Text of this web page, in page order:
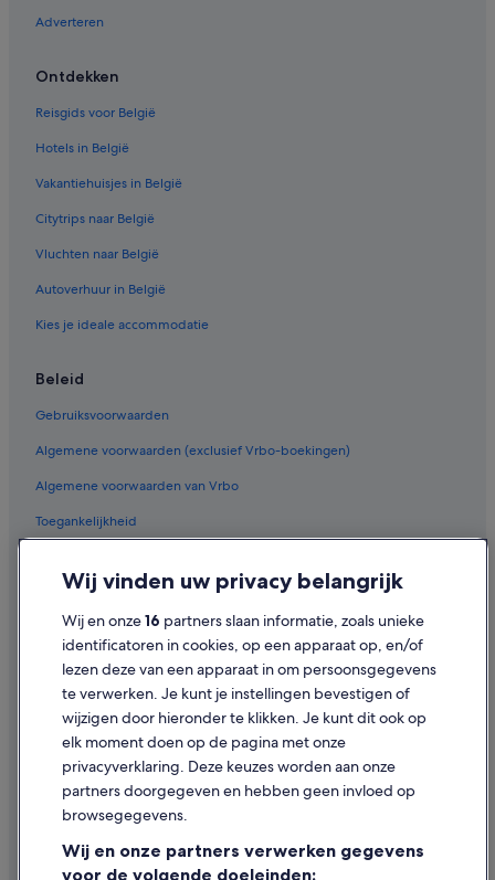
Adverteren
Ontdekken
Reisgids voor België
Hotels in België
Vakantiehuisjes in België
Citytrips naar België
Vluchten naar België
Autoverhuur in België
Kies je ideale accommodatie
Beleid
Gebruiksvoorwaarden
Algemene voorwaarden (exclusief Vrbo-boekingen)
Algemene voorwaarden van Vrbo
Toegankelijkheid
Cookies
Juridische informatie/Contact
Inhoudsrichtlijnen en inhoud rapporteren
Hulp
Ondersteuning
Je boeking wijzigen of annuleren
Restitutieproces en tijdsbestek
Boek een vlucht met airlinetegoed
Wij vinden uw privacy belangrijk
Wij en onze16 partners slaan informatie, zoals unieke
identificatoren in cookies, op een apparaat op, en/of
lezen deze van een apparaat in om persoonsgegevens
te verwerken. Je kunt je instellingen bevestigen of
wijzigen door hieronder te klikken. Je kunt dit ook op
elk moment doen op de pagina met onze
privacyverklaring. Deze keuzes worden aan onze
partners doorgegeven en hebben geen invloed op
browsegegevens.
Wij en onze partners verwerken gegevens
voor de volgende doeleinden: